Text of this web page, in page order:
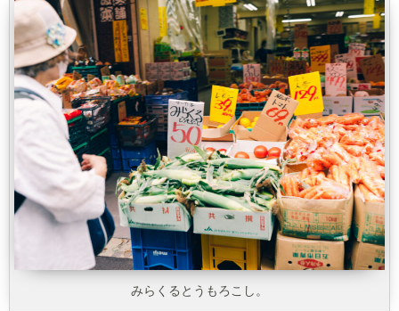
みらくるとうもろこし。